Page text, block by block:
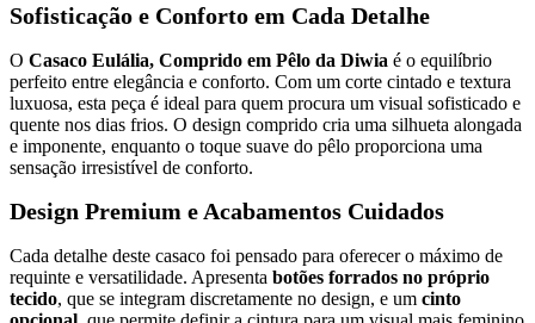
Sofisticação e Conforto em Cada Detalhe
O Casaco Eulália, Comprido em Pêlo da Diwia é o equilíbrio
perfeito entre elegância e conforto. Com um corte cintado e textura
luxuosa, esta peça é ideal para quem procura um visual sofisticado e
quente nos dias frios. O design comprido cria uma silhueta alongada
e imponente, enquanto o toque suave do pêlo proporciona uma
sensação irresistível de conforto.
Design Premium e Acabamentos Cuidados
Cada detalhe deste casaco foi pensado para oferecer o máximo de
requinte e versatilidade. Apresenta botões forrados no próprio
tecido, que se integram discretamente no design, e um cinto